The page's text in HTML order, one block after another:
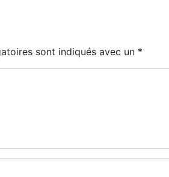
sont indiqués avec un *